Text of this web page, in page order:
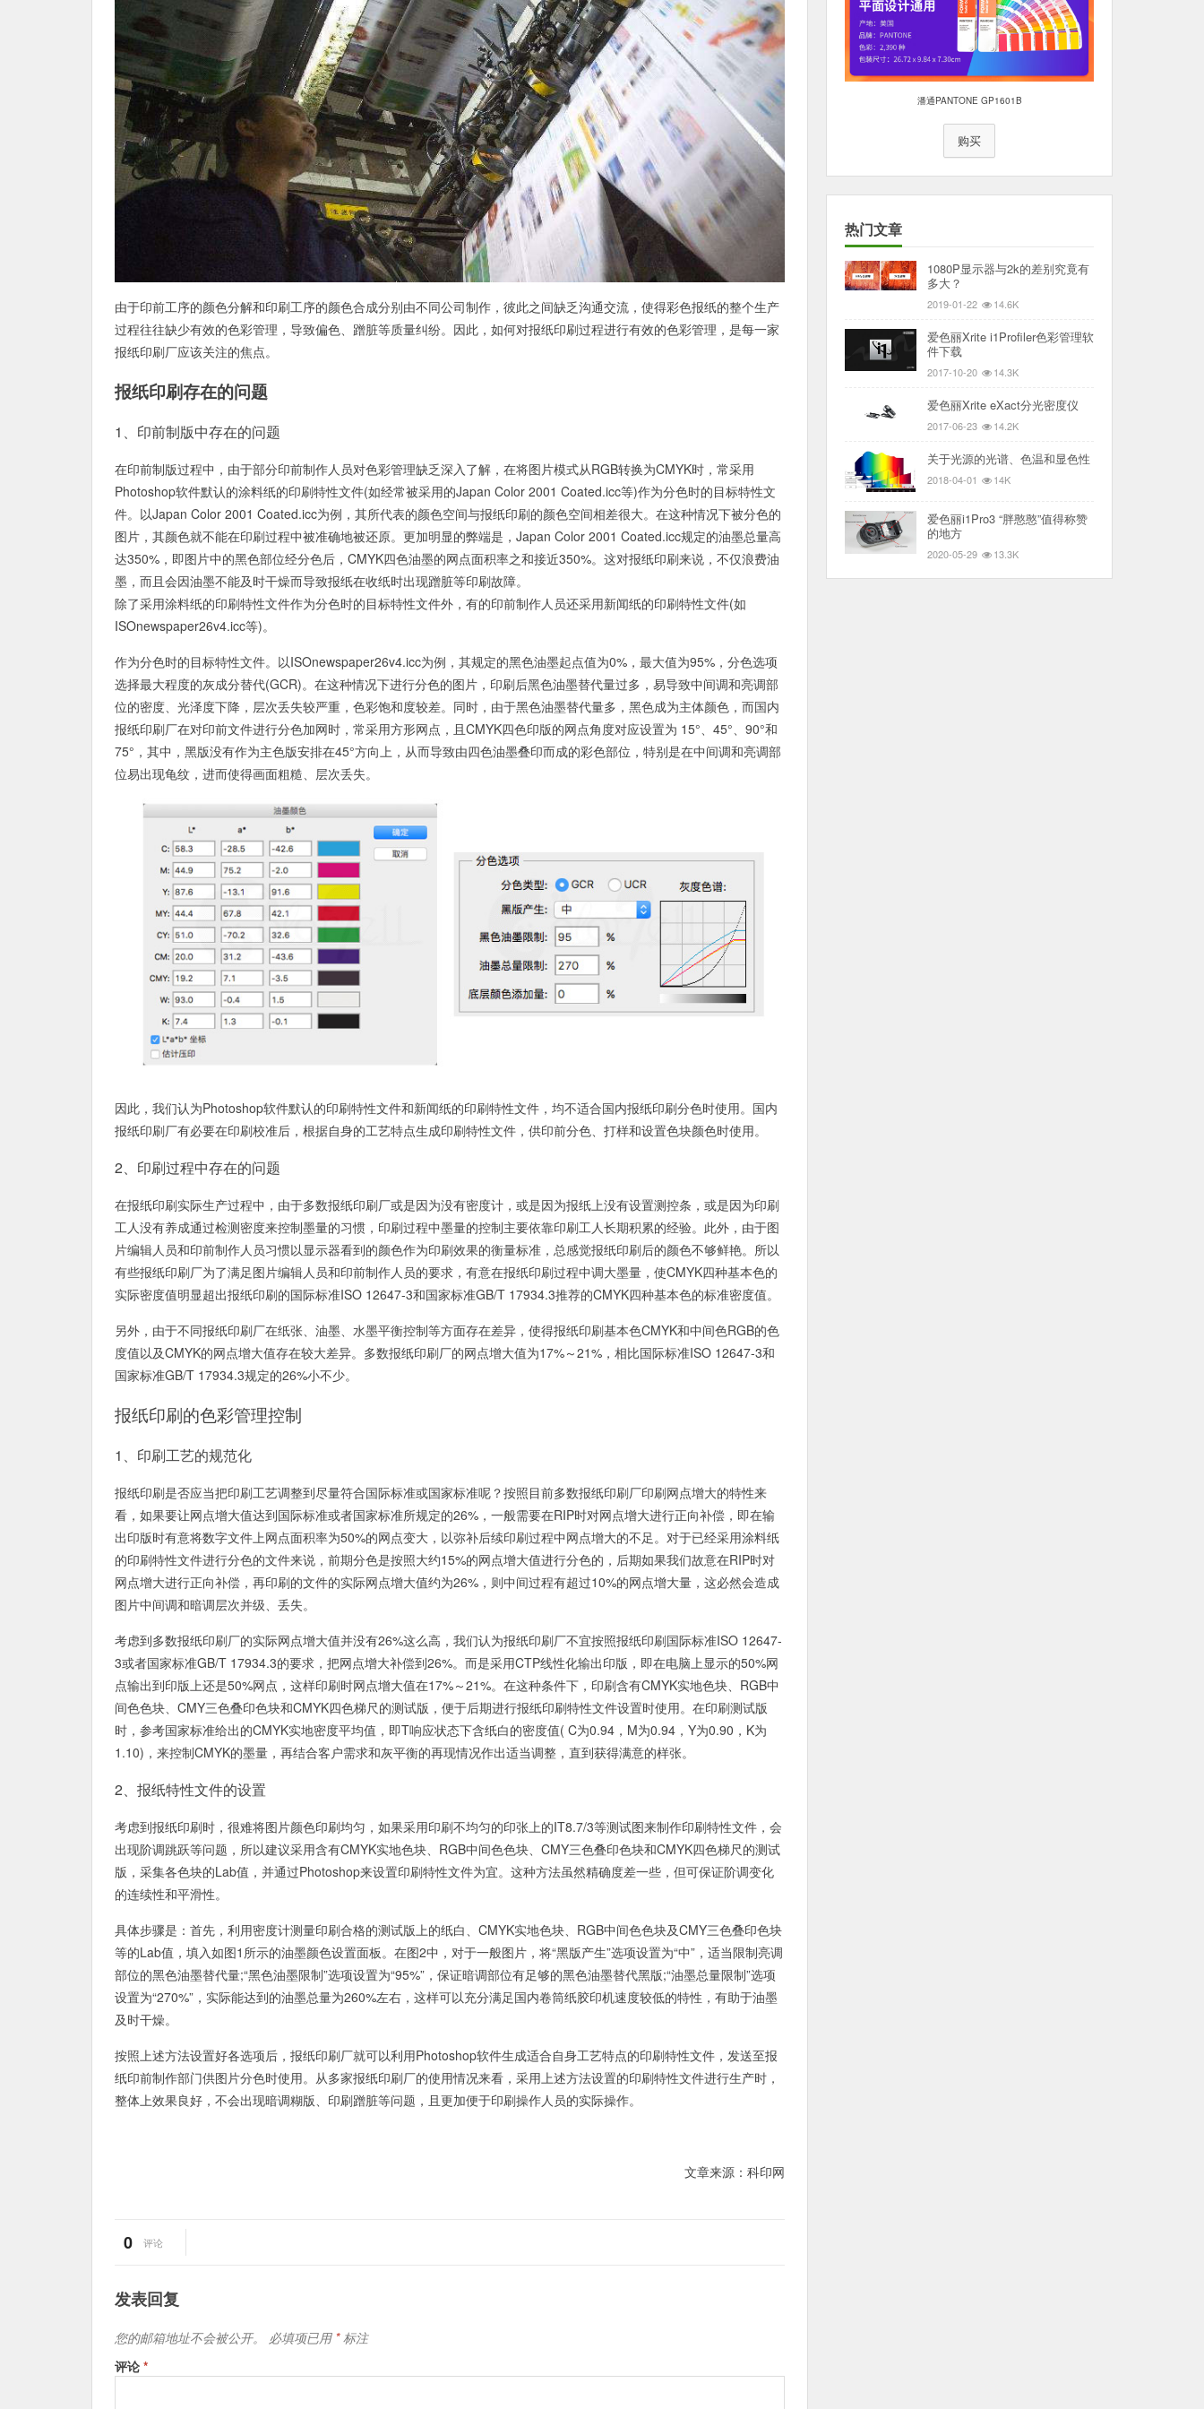
由于印前工序的颜色分解和印刷工序的颜色合成分别由不同公司制作，彼此之间缺乏沟通交流，使得彩色报纸的整个生产
过程往往缺少有效的色彩管理，导致偏色、蹭脏等质量纠纷。因此，如何对报纸印刷过程进行有效的色彩管理，是每一家
报纸印刷厂应该关注的焦点。
报纸印刷存在的问题
1、印前制版中存在的问题
在印前制版过程中，由于部分印前制作人员对色彩管理缺乏深入了解，在将图片模式从RGB转换为CMYK时，常采用
Photoshop软件默认的涂料纸的印刷特性文件(如经常被采用的Japan Color 2001 Coated.icc等)作为分色时的目标特性文
件。以Japan Color 2001 Coated.icc为例，其所代表的颜色空间与报纸印刷的颜色空间相差很大。在这种情况下被分色的
图片，其颜色就不能在印刷过程中被准确地被还原。更加明显的弊端是，Japan Color 2001 Coated.icc规定的油墨总量高
达350%，即图片中的黑色部位经分色后，CMYK四色油墨的网点面积率之和接近350%。这对报纸印刷来说，不仅浪费油
墨，而且会因油墨不能及时干燥而导致报纸在收纸时出现蹭脏等印刷故障。
除了采用涂料纸的印刷特性文件作为分色时的目标特性文件外，有的印前制作人员还采用新闻纸的印刷特性文件(如
ISOnewspaper26v4.icc等)。
作为分色时的目标特性文件。以ISOnewspaper26v4.icc为例，其规定的黑色油墨起点值为0%，最大值为95%，分色选项
选择最大程度的灰成分替代(GCR)。在这种情况下进行分色的图片，印刷后黑色油墨替代量过多，易导致中间调和亮调部
位的密度、光泽度下降，层次丢失较严重，色彩饱和度较差。同时，由于黑色油墨替代量多，黑色成为主体颜色，而国内
报纸印刷厂在对印前文件进行分色加网时，常采用方形网点，且CMYK四色印版的网点角度对应设置为 15°、45°、90°和
75°，其中，黑版没有作为主色版安排在45°方向上，从而导致由四色油墨叠印而成的彩色部位，特别是在中间调和亮调部
位易出现龟纹，进而使得画面粗糙、层次丢失。
因此，我们认为Photoshop软件默认的印刷特性文件和新闻纸的印刷特性文件，均不适合国内报纸印刷分色时使用。国内
报纸印刷厂有必要在印刷校准后，根据自身的工艺特点生成印刷特性文件，供印前分色、打样和设置色块颜色时使用。
2、印刷过程中存在的问题
在报纸印刷实际生产过程中，由于多数报纸印刷厂或是因为没有密度计，或是因为报纸上没有设置测控条，或是因为印刷
工人没有养成通过检测密度来控制墨量的习惯，印刷过程中墨量的控制主要依靠印刷工人长期积累的经验。此外，由于图
片编辑人员和印前制作人员习惯以显示器看到的颜色作为印刷效果的衡量标准，总感觉报纸印刷后的颜色不够鲜艳。所以
有些报纸印刷厂为了满足图片编辑人员和印前制作人员的要求，有意在报纸印刷过程中调大墨量，使CMYK四种基本色的
实际密度值明显超出报纸印刷的国际标准ISO 12647-3和国家标准GB/T 17934.3推荐的CMYK四种基本色的标准密度值。
另外，由于不同报纸印刷厂在纸张、油墨、水墨平衡控制等方面存在差异，使得报纸印刷基本色CMYK和中间色RGB的色
度值以及CMYK的网点增大值存在较大差异。多数报纸印刷厂的网点增大值为17%～21%，相比国际标准ISO 12647-3和
国家标准GB/T 17934.3规定的26%小不少。
报纸印刷的色彩管理控制
1、印刷工艺的规范化
报纸印刷是否应当把印刷工艺调整到尽量符合国际标准或国家标准呢？按照目前多数报纸印刷厂印刷网点增大的特性来
看，如果要让网点增大值达到国际标准或者国家标准所规定的26%，一般需要在RIP时对网点增大进行正向补偿，即在输
出印版时有意将数字文件上网点面积率为50%的网点变大，以弥补后续印刷过程中网点增大的不足。对于已经采用涂料纸
的印刷特性文件进行分色的文件来说，前期分色是按照大约15%的网点增大值进行分色的，后期如果我们故意在RIP时对
网点增大进行正向补偿，再印刷的文件的实际网点增大值约为26%，则中间过程有超过10%的网点增大量，这必然会造成
图片中间调和暗调层次并级、丢失。
考虑到多数报纸印刷厂的实际网点增大值并没有26%这么高，我们认为报纸印刷厂不宜按照报纸印刷国际标准ISO 12647-
3或者国家标准GB/T 17934.3的要求，把网点增大补偿到26%。而是采用CTP线性化输出印版，即在电脑上显示的50%网
点输出到印版上还是50%网点，这样印刷时网点增大值在17%～21%。在这种条件下，印刷含有CMYK实地色块、RGB中
间色色块、CMY三色叠印色块和CMYK四色梯尺的测试版，便于后期进行报纸印刷特性文件设置时使用。在印刷测试版
时，参考国家标准给出的CMYK实地密度平均值，即T响应状态下含纸白的密度值( C为0.94，M为0.94，Y为0.90，K为
1.10)，来控制CMYK的墨量，再结合客户需求和灰平衡的再现情况作出适当调整，直到获得满意的样张。
2、报纸特性文件的设置
考虑到报纸印刷时，很难将图片颜色印刷均匀，如果采用印刷不均匀的印张上的IT8.7/3等测试图来制作印刷特性文件，会
出现阶调跳跃等问题，所以建议采用含有CMYK实地色块、RGB中间色色块、CMY三色叠印色块和CMYK四色梯尺的测试
版，采集各色块的Lab值，并通过Photoshop来设置印刷特性文件为宜。这种方法虽然精确度差一些，但可保证阶调变化
的连续性和平滑性。
具体步骤是：首先，利用密度计测量印刷合格的测试版上的纸白、CMYK实地色块、RGB中间色色块及CMY三色叠印色块
等的Lab值，填入如图1所示的油墨颜色设置面板。在图2中，对于一般图片，将“黑版产生”选项设置为“中”，适当限制亮调
部位的黑色油墨替代量;“黑色油墨限制”选项设置为“95%”，保证暗调部位有足够的黑色油墨替代黑版;“油墨总量限制”选项
设置为“270%”，实际能达到的油墨总量为260%左右，这样可以充分满足国内卷筒纸胶印机速度较低的特性，有助于油墨
及时干燥。
按照上述方法设置好各选项后，报纸印刷厂就可以利用Photoshop软件生成适合自身工艺特点的印刷特性文件，发送至报
纸印前制作部门供图片分色时使用。从多家报纸印刷厂的使用情况来看，采用上述方法设置的印刷特性文件进行生产时，
整体上效果良好，不会出现暗调糊版、印刷蹭脏等问题，且更加便于印刷操作人员的实际操作。
文章来源：科印网
0 评论
发表回复
您的邮箱地址不会被公开。 必填项已用 *标注
评论 *
潘通PANTONE GP1601B
购买
热门文章
1080P显示器与2k的差别究竟有
多大？
2019-01-22 14.6K
爱色丽Xrite i1Profiler色彩管理软
件下载
2017-10-20 14.3K
爱色丽Xrite eXact分光密度仪
2017-06-23 14.2K
关于光源的光谱、色温和显色性
2018-04-01 14K
爱色丽i1Pro3 “胖憨憨”值得称赞
的地方
2020-05-29 13.3K